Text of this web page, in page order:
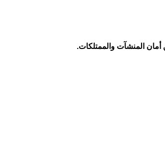
أمان المنشآت والممتلكات.